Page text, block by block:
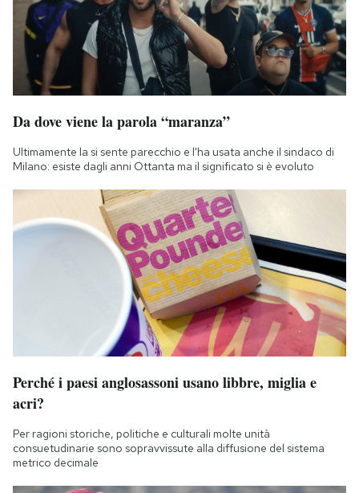
Da dove viene la parola “maranza”
Ultimamente la si sente parecchio e l'ha usata anche il sindaco di
Milano: esiste dagli anni Ottanta ma il significato si è evoluto
Perché i paesi anglosassoni usano libbre, miglia e
acri?
Per ragioni storiche, politiche e culturali molte unità
consuetudinarie sono sopravvissute alla diffusione del sistema
metrico decimale